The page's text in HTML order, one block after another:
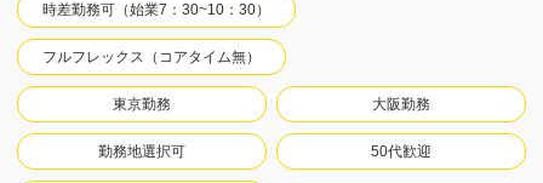
時差勤務可（始業7：30~10：30）
フルフレックス（コアタイム無）
東京勤務 大阪勤務
勤務地選択可 50代歓迎